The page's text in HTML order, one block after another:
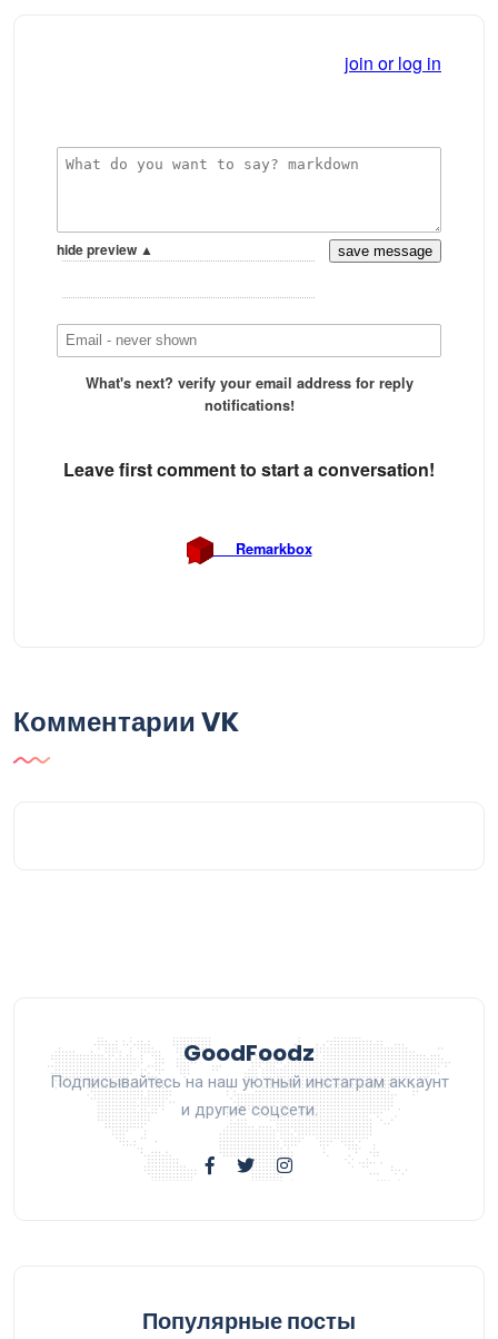
Комментарии VK
GoodFoodz
Подписывайтесь на наш уютный инстаграм аккаунт
и другие соцсети.
Популярные посты